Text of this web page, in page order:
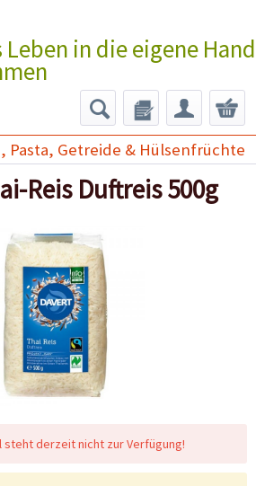
Leben in die eigene Hand
Pasta, Getreide & Hülsenfrüchte
Reis Duftreis 500g
steht derzeit nicht zur Verfügung!